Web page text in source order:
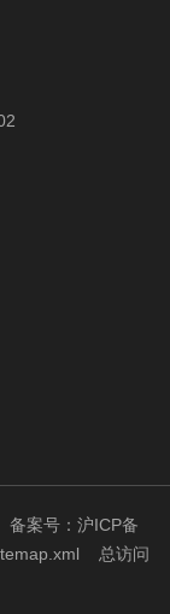
备案号：沪ICP备
总访问